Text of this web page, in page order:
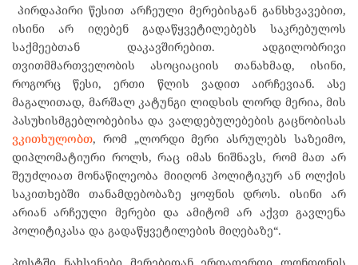
პირდაპირი წესით არჩეული მერებისგან განსხვავებით,
ისინი არ იღებენ გადაწყვეტილებებს საკრებულოს
საქმეებთან დაკავშირებით. ადგილობრივი
თვითმმართველობის ასოციაციის თანახმად, ისინი,
როგორც წესი, ერთი წლის ვადით აირჩევიან. ასე
მაგალითად, მარშალ კატუნგი ლიდსის ლორდ მერია, მის
პასუხისმგებლობებისა და ვალდებულებების გაცნობისას
ვკითხულობთ, რომ „ლორდი მერი ასრულებს საზეიმო,
დიპლომატიური როლს, რაც იმას ნიშნავს, რომ მათ არ
შეუძლიათ მონაწილეობა მიიღონ პოლიტიკურ ან ოლქის
საკითხებში თანამდებობაზე ყოფნის დროს. ისინი არ
არიან არჩეული მერები და ამიტომ არ აქვთ გავლენა
პოლიტიკასა და გადაწყვეტილების მიღებაზე“.